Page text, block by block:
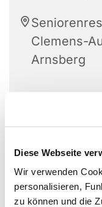
Diese Webseite
Wir verwenden
personalisieren,
zu können und die
Clemens-
Arnsberg
Monatlich am 2.
evangelische
ist herzlich
Seniorenresidenz